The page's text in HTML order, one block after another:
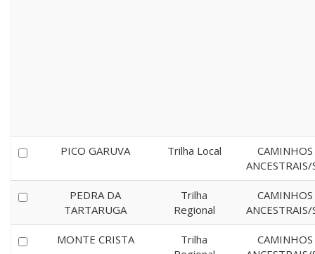
PICO GARUVA Trilha Local
CAMINHOS
ANCESTRAIS/
PEDRA DA
TARTARUGA
Trilha
Regional
CAMINHOS
ANCESTRAIS/
MONTE CRISTA
Trilha
CAMINHOS